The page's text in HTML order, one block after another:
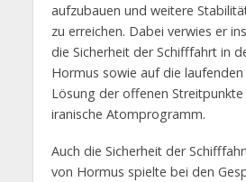
aufzubauen und weitere
zu erreichen. Dabei verwies er
die Sicherheit der Schifffahrt in
Hormus sowie auf die
Lösung der offenen
iranische Atomprogramm.
Auch die Sicherheit der
von Hormus spielte bei den